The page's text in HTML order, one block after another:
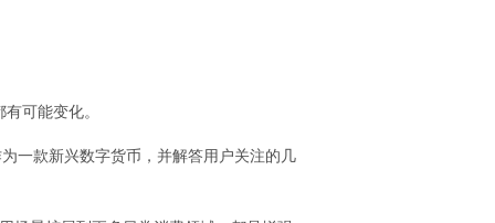
可能变化。
一款新兴数字货币，并解答用户关注的几